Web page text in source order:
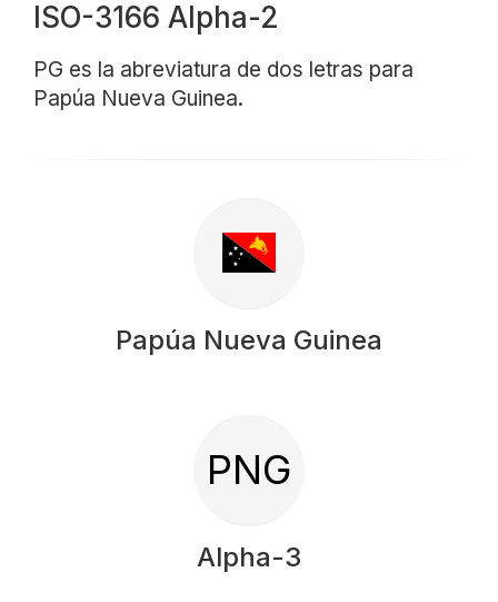
ISO-3166 Alpha-2
PG es la abreviatura de dos letras para
Papúa Nueva Guinea.
Papúa Nueva Guinea
PNG
Alpha-3